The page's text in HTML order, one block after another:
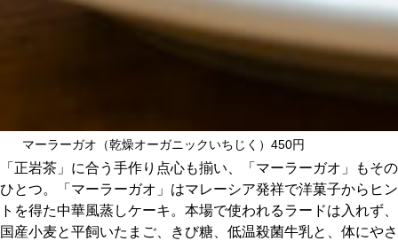
マーラーガオ（乾燥オーガニックいちじく）450円
「正岩茶」に合う手作り点心も揃い、「マーラーガオ」もその
ひとつ。「マーラーガオ」はマレーシア発祥で洋菓子からヒン
トを得た中華風蒸しケーキ。本場で使われるラードは入れず、
国産小麦と平飼いたまご、きび糖、低温殺菌牛乳と、体にやさ